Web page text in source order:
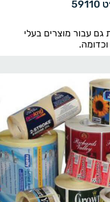
גם עבור מוצרים בעלי